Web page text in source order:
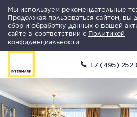
Мы используем рекомендательные
Продолжая пользоваться сайтом, вы
сбор и обработку данных о вашей
сайте в соответствии с Политикой
конфиденциальности
+7 (495) 252